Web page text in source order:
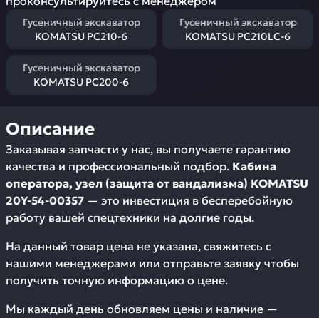
Гусеничный экскаватор
KOMATSU PC210-6
Гусеничный экскаватор
KOMATSU PC210LC-6
Гусеничный экскаватор
KOMATSU PC200-6
Описание
Заказывая запчасти у нас, вы получаете гарантию
качества и профессиональный подбор. Кабина
оператора, узел (защита от вандализма) KOMATSU
20Y-54-00357 — это инвестиция в бесперебойную
работу вашей спецтехники на долгие годы.
На данный товар цена не указана, свяжитесь с
нашими менеджерами или отправьте заявку чтобы
получить точную информацию о цене.
Мы каждый день обновляем цены и наличие —